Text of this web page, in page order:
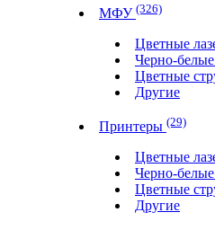
МФУ (326)
Цветные
Черно-
Цветные
Другие
Принтеры (29)
Цветные
Черно-
Цветные
Другие